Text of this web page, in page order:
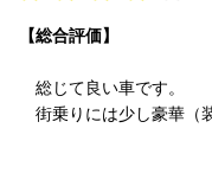
【総合評価】
総じて良い車です。
街乗りには少し豪華（